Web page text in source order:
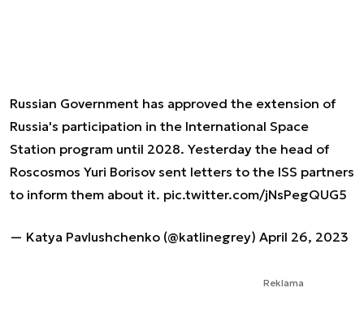
Russian Government has approved the extension of
Russia's participation in the International Space
Station program until 2028. Yesterday the head of
Roscosmos Yuri Borisov sent letters to the ISS partners
to inform them about it. pic.twitter.com/jNsPegQUG5
— Katya Pavlushchenko (@katlinegrey) April 26, 2023
Reklama